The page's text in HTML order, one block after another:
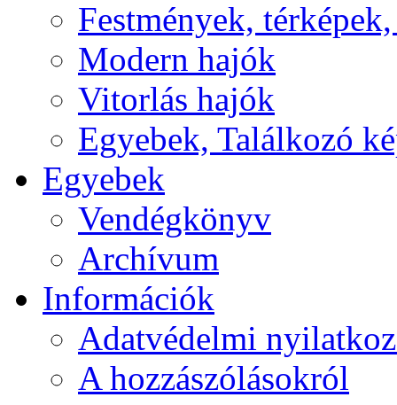
Festmények,
Modern hajók
Vitorlás hajók
Egyebek, Találkozó
Egyebek
Vendégkönyv
Archívum
Információk
Adatvédelmi
A hozzászólásokról